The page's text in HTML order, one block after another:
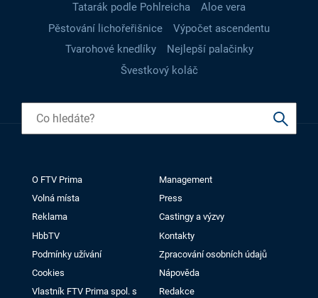
Tatarák podle Pohlreicha
Aloe vera
Pěstování lichořeřišnice
Výpočet ascendentu
Tvarohové knedlíky
Nejlepší palačinky
Švestkový koláč
O FTV Prima
Management
Volná místa
Press
Reklama
Castingy a výzvy
HbbTV
Kontakty
Podmínky užívání
Zpracování osobních údajů
Cookies
Nápověda
Vlastník FTV Prima spol. s
Redakce